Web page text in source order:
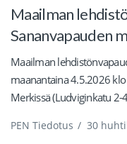
Maailman
Sananvapauden
Maailman
maanantaina 4.5.2026
Merkissä (Ludviginkatu 2-
PEN Tiedotus / 30